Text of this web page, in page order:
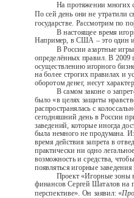
На протяжении многих
По сей день они не утратили
государстве. Рассмотрим по
В настоящее время
Например, в США – это один
В России азартные
определённых правил. В 2009
осуществлению игорного
на более строгих правилах и
оборотом денег, несут
В самом законе о
было «в целях защиты
распространялась с
сегодняшний день в России
заведений, которые иногда
была немного не продумана.
время действия запрета в
практически ни одно
возможность и средства,
появляться игорные
Проект «Игорные зоны
финансов Сергей Шаталов на
перспективе». Он заявил: «